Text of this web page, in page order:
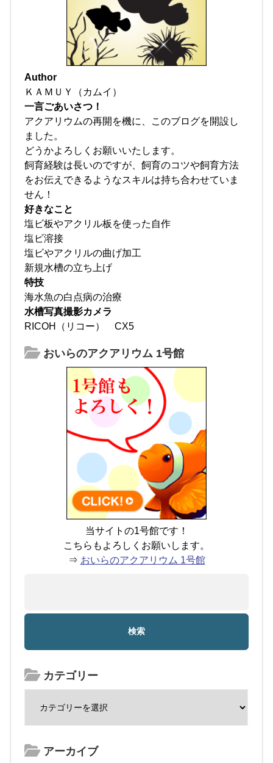
Author
ＫＡＭＵＹ（カムイ）
一言ごあいさつ！
アクアリウムの再開を機に、このブログを開設し
ました。
どうかよろしくお願いいたします。
飼育経験は長いのですが、飼育のコツや飼育方法
をお伝えできるようなスキルは持ち合わせていま
せん！
好きなこと
塩ビ板やアクリル板を使った自作
塩ビ溶接
塩ビやアクリルの曲げ加工
新規水槽の立ち上げ
特技
海水魚の白点病の治療
水槽写真撮影カメラ
RICOH（リコー） CX5
おいらのアクアリウム 1号館
当サイトの1号館です！
こちらもよろしくお願いします。
⇒ おいらのアクアリウム 1号館
カテゴリー
アーカイブ